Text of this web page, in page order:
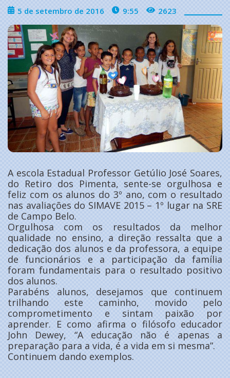
5 de setembro de 2016 9:55 2623
A escola Estadual Professor Getúlio José Soares,
do Retiro dos Pimenta, sente-se orgulhosa e
feliz com os alunos do 3º ano, com o resultado
nas avaliações do SIMAVE 2015 – 1º lugar na SRE
de Campo Belo.
Orgulhosa com os resultados da melhor
qualidade no ensino, a direção ressalta que a
dedicação dos alunos e da professora, a equipe
de funcionários e a participação da família
foram fundamentais para o resultado positivo
dos alunos.
Parabéns alunos, desejamos que continuem
trilhando este caminho, movido pelo
comprometimento e sintam paixão por
aprender. E como afirma o filósofo educador
John Dewey, “A educação não é apenas a
preparação para a vida, é a vida em si mesma”.
Continuem dando exemplos.